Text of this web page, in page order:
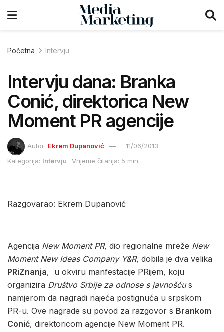
Početna Intervju
Intervju dana: Branka
Conić, direktorica New
Moment PR agencije
Autor: Ekrem Dupanović
11/06/2013
Kategorija: Intervju Vrijeme čitanja: 5 min
Razgovarao: Ekrem Dupanović
Agencija New Moment PR, dio regionalne mreže New
Moment New Ideas Company Y&R, dobila je dva velika
PRiZnanja, u okviru manfestacije PRijem, koju
organizira Društvo Srbije za odnose s javnošćus
namjerom da nagradi najeća postignuća u srpskom
PR-u. Ove nagrade su povod za razgovor s Brankom
Conić, direktoricom agencije New Moment PR.